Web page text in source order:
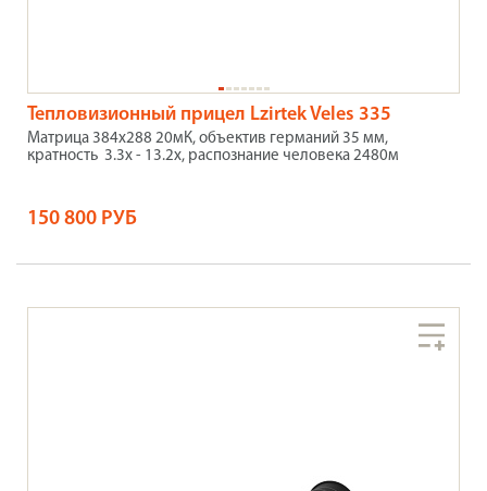
Тепловизионный прицел Lzirtek Veles 335
Матрица 384x288 20мК, объектив германий 35 мм,
кратность 3.3x - 13.2x, распознание человека 2480м
150 800 РУБ